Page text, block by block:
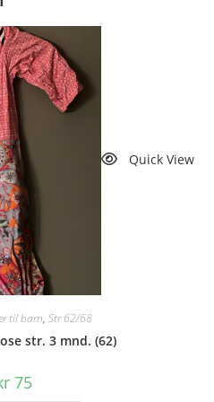
Quick View
til barn, Str 62/68
str. 3 mnd. (62)
75